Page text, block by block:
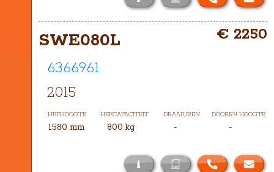
Het masttype bij deze SWE080L is
ENKEL-600
SWE080L
6366961
2015
HEFHOOGTE HEFCAPACITEIT DRAAIUREN DOORRIJ HOOGTE
1580 mm 800 kg - -
i
€ 2250